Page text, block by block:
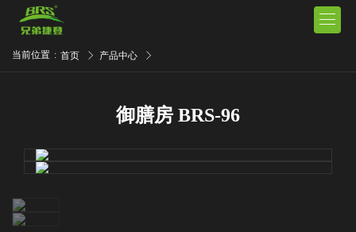

当前位置 : 首页 产品中心
御膳房 BRS-96